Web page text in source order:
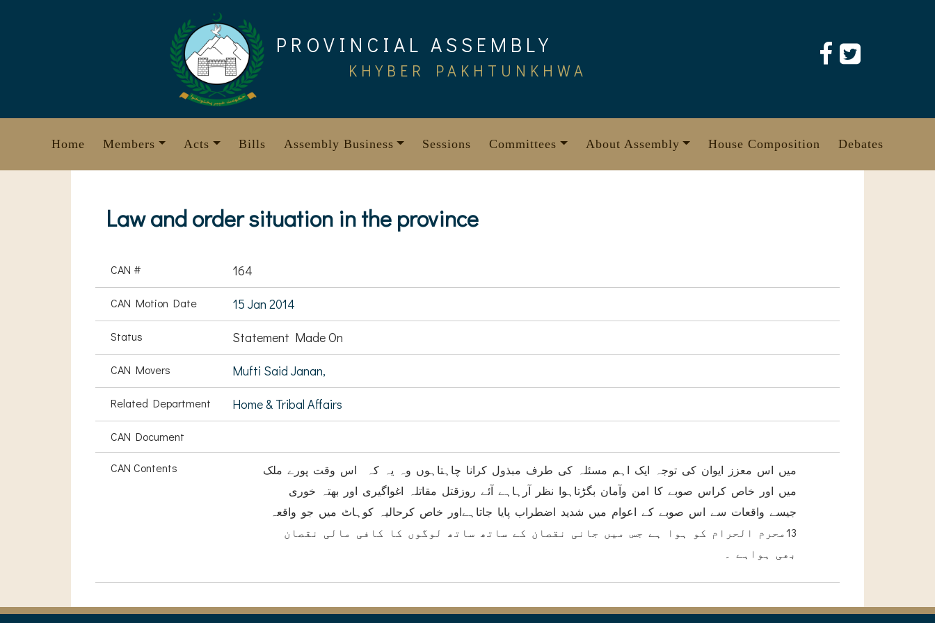
PROVINCIAL ASSEMBLY
KHYBER PAKHTUNKHWA
Home Members Acts Bills Assembly Business Sessions Committees About Assembly House Composition Debates
Law and order situation in the province
CAN # 164
CAN Motion Date 15 Jan 2014
Status Statement Made On
CAN Movers Mufti Said Janan,
Related Department Home & Tribal Affairs
CAN Document
CAN Contents
میں اس معزز ایوان کی توجہ ایک اہم مسئلہ کی طرف مبذول کرانا چاہتاہوں وہ یہ کہ اس وقت پورے ملک
میں اور خاص کراس صوبے کا امن وآمان بگڑتاہوا نظر آرہاہے آئے روزقتل مقاتلہ اغواگیری اور بھتہ خوری
جیسے واقعات سے اس صوبے کے اعوام میں شدید اضطراب پایا جاتاہےاور خاص کرحالیہ کوہاٹ میں جو واقعہ
13محرم الحرام کو ہوا ہے جس میں جانی نقصان کے ساتھ ساتھ لوگوں کا کافی مالی نقصان
بھی ہواہے ۔